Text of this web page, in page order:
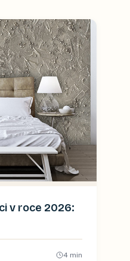
v roce 2026:
4min